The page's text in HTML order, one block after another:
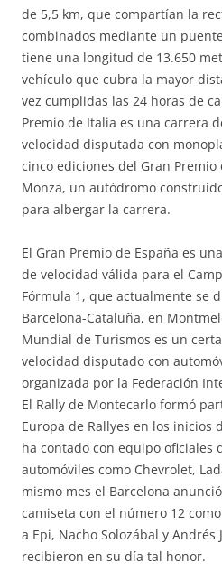
de 5,5 km, que compartían la
combinados mediante un
tiene una longitud de 13.650
vehículo que cubra la mayor
vez cumplidas las 24 horas de
Premio de Italia es una carrera
velocidad disputada con
cinco ediciones del Gran
Monza, un autódromo
para albergar la carrera.
El Gran Premio de España es
de velocidad válida para el
Fórmula 1, que actualmente se
Barcelona-Cataluña, en
Mundial de Turismos es un
velocidad disputado con
organizada por la Federación
El Rally de Montecarlo formó
Europa de Rallyes en los inicios
ha contado con equipo oficiales
automóviles como Chevrolet,
mismo mes el Barcelona
camiseta con el número 12
a Epi, Nacho Solozábal y
recibieron en su día tal honor.